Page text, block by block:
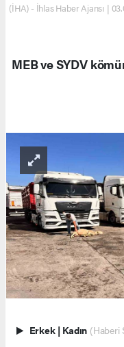
(İHA) - İhlas Haber Ajansı |
MEB ve SYDV
Erkek | Kadın (Haberi